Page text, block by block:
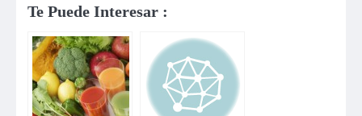
Te Puede Interesar :